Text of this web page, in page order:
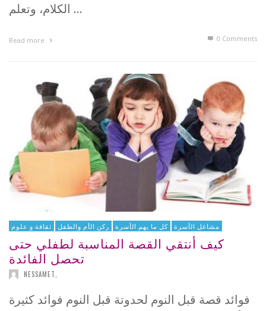
الكلام، وتعلم …
Read more 0 Comments
ثقافة و علوم ركن الأم والطفل كل ما يهم الأسرة مشاغل الأسرة
كيف أنتقي القصة المناسبة لطفلي حتى
تحصل الفائدة
NESSAMET
فوائد قصة قبل النوم لحدوتة قبل النوم فوائد كثيرة